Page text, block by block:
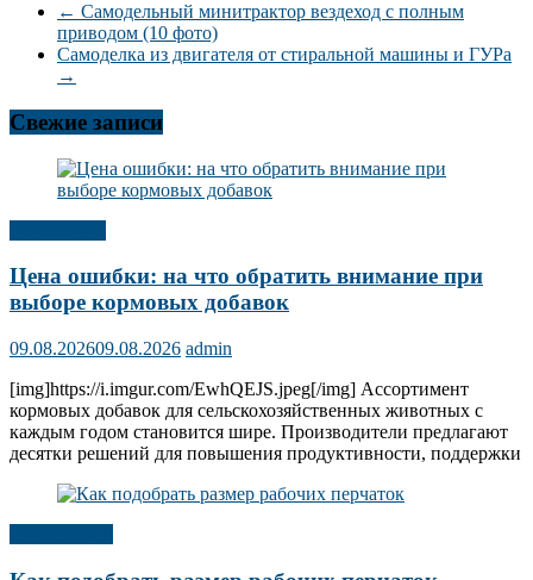
← Самодельный минитрактор вездеход с полным
приводом (10 фото)
Самоделка из двигателя от стиральной машины и ГУРа
→
Свежие записи
Цена ошибки: на что обратить внимание при
выборе кормовых добавок
09.08.202609.08.2026 admin
[img]https://i.imgur.com/EwhQEJS.jpeg[/img] Ассортимент
кормовых добавок для сельскохозяйственных животных с
каждым годом становится шире. Производители предлагают
десятки решений для повышения продуктивности, поддержки